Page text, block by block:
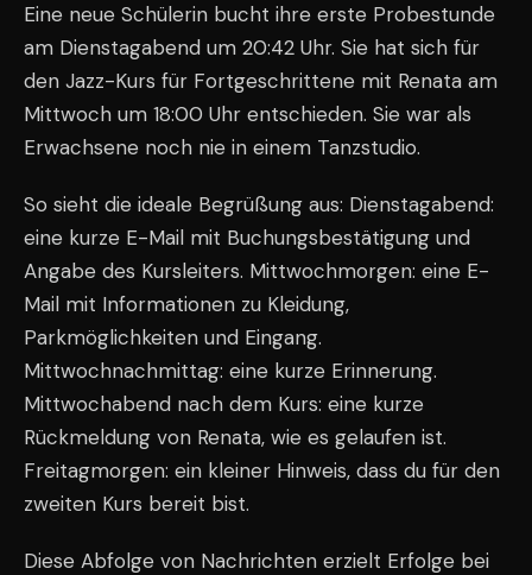
Eine neue Schülerin bucht ihre erste Probestunde
am Dienstagabend um 20:42 Uhr. Sie hat sich für
den Jazz-Kurs für Fortgeschrittene mit Renata am
Mittwoch um 18:00 Uhr entschieden. Sie war als
Erwachsene noch nie in einem Tanzstudio.
So sieht die ideale Begrüßung aus: Dienstagabend:
eine kurze E-Mail mit Buchungsbestätigung und
Angabe des Kursleiters. Mittwochmorgen: eine E-
Mail mit Informationen zu Kleidung,
Parkmöglichkeiten und Eingang.
Mittwochnachmittag: eine kurze Erinnerung.
Mittwochabend nach dem Kurs: eine kurze
Rückmeldung von Renata, wie es gelaufen ist.
Freitagmorgen: ein kleiner Hinweis, dass du für den
zweiten Kurs bereit bist.
Diese Abfolge von Nachrichten erzielt Erfolge bei